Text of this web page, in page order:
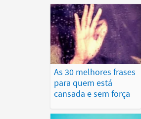
As 30 melhores frases
para quem está
cansada e sem força